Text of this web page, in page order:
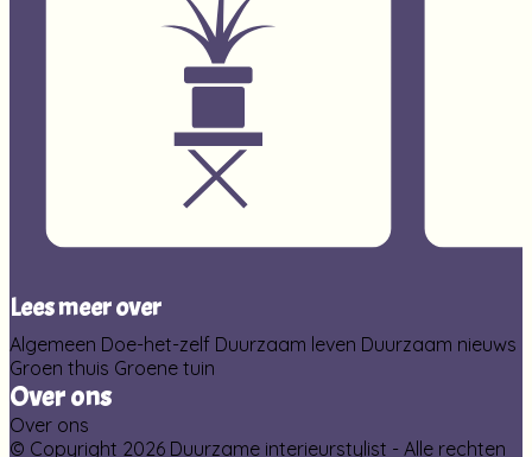
Lees meer over
Algemeen Doe-het-zelf Duurzaam leven Duurzaam nieuws
Groen thuis Groene tuin
Over ons
Over ons
© Copyright 2026 Duurzame interieurstylist - Alle rechten